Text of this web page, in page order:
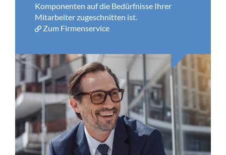
Komponenten auf die Bedürfnisse Ihrer
Mitarbeiter zugeschnitten ist.
Zum Firmenservice